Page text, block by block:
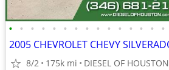
• • • • • • • • • • • • • • •
8/2 175k mi DIESEL OF HOUSTON